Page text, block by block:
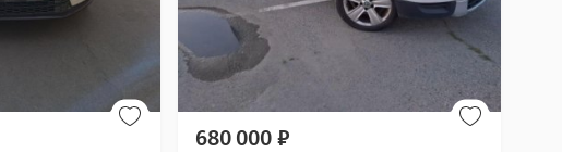
680 000 ₽